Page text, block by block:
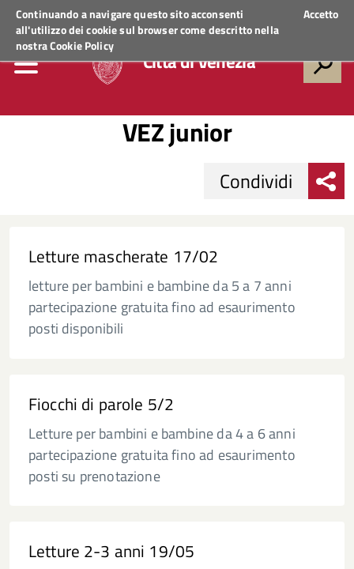
Continuando a navigare questo sito acconsenti
all'utilizzo dei cookie sul browser come descritto nella
nostraCookie Policy
Accetto
Regione VenetoACCEDI AI SERVIZI
Città di Venezia
VEZ junior
Condividi
Letture mascherate 17/02
letture per bambini e bambine da 5 a 7 anni
partecipazione gratuita fino ad esaurimento
posti disponibili
Fiocchi di parole 5/2
Letture per bambini e bambine da 4 a 6 anni
partecipazione gratuita fino ad esaurimento
posti su prenotazione
Letture 2-3 anni 19/05